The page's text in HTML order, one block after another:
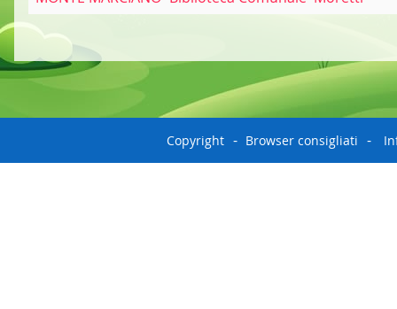
Copyright Browser consigliati